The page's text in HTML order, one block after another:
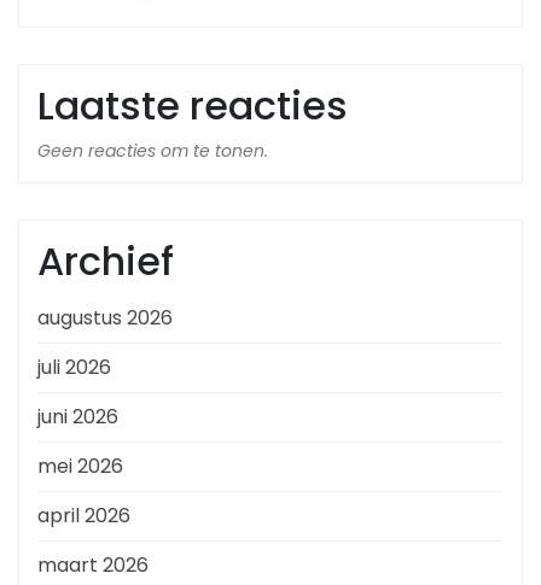
Laatste reacties
Geen reacties om te tonen.
Archief
augustus 2026
juli 2026
juni 2026
mei 2026
april 2026
maart 2026